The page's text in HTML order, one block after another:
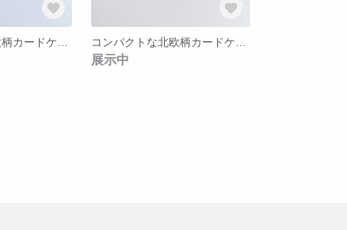
展示中